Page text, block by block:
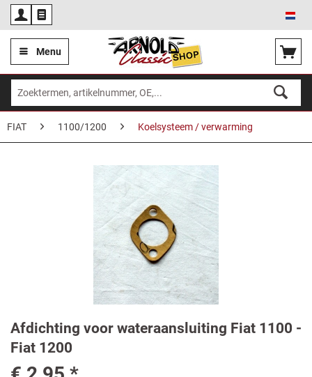
Menu
FIAT 1100/1200 Koelsysteem / verwarming
Afdichting voor wateraansluiting Fiat 1100 -
Fiat 1200